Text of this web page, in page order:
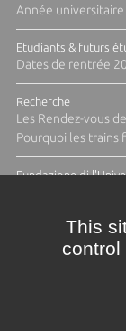
Année
Etudiants & futurs
Dates de rentrée
Recherche
Les Rendez-vous
Pourquoi les trains
Fundazione di
This
control